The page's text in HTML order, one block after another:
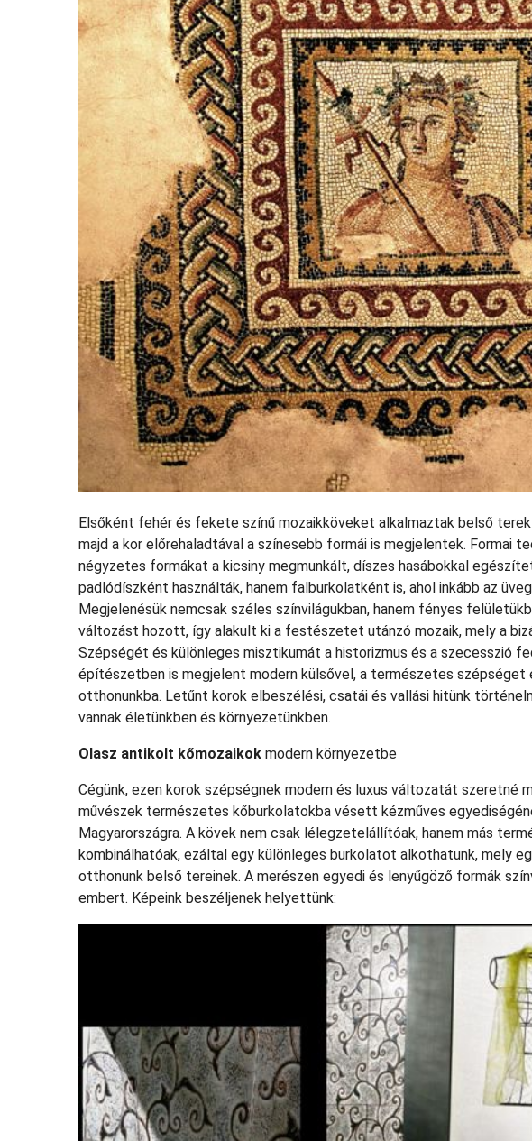
Elsőként fehér és fekete színű mozaikköveket alkalmaztak belső
majd a kor előrehaladtával a színesebb formái is megjelentek. Formai
négyzetes formákat a kicsiny megmunkált, díszes hasábokkal
padlódíszként használták, hanem falburkolatként is, ahol inkább az
Megjelenésük nemcsak széles színvilágukban, hanem fényes
változást hozott, így alakult ki a festészetet utánzó mozaik, mely a
Szépségét és különleges misztikumát a historizmus és a szecesszió
építészetben is megjelent modern külsővel, a természetes
otthonunkba. Letűnt korok elbeszélési, csatái és vallási hitünk
vannak életünkben és környezetünkben.
Olasz antikolt kőmozaikok modern környezetbe
Cégünk, ezen korok szépségnek modern és luxus változatát szeretné
művészek természetes kőburkolatokba vésett kézműves
Magyarországra. A kövek nem csak lélegzetelállítóak, hanem más
kombinálhatóak, ezáltal egy különleges burkolatot alkothatunk, mely
otthonunk belső tereinek. A merészen egyedi és lenyűgöző formák
embert. Képeink beszéljenek helyettünk: